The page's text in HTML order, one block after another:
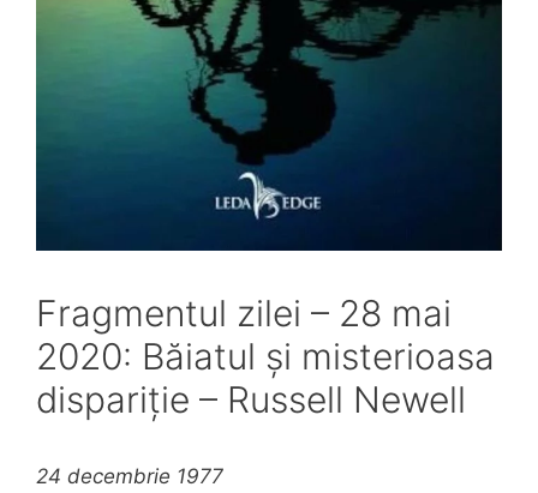
Fragmentul zilei – 28 mai
2020: Băiatul și misterioasa
dispariție – Russell Newell
24 decembrie 1977